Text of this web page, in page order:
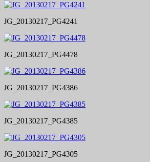
JG_20130217_PG4241
JG_20130217_PG4478
JG_20130217_PG4386
JG_20130217_PG4385
JG_20130217_PG4305